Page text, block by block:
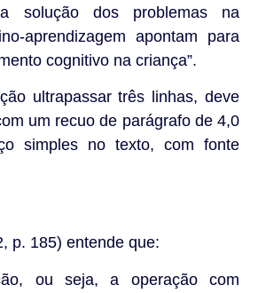
solução dos problemas na
aprendizagem apontam para
cognitivo na criança”.
ultrapassar três linhas, deve
um recuo de parágrafo de 4,0
simples no texto, com fonte
p. 185) entende que:
ou seja, a operação com